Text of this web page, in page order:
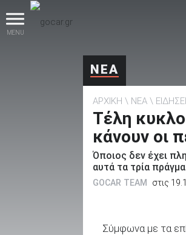
MENU
ΝΕΑ
ΑΡΧΙΚΗ ΝΕΑ
Τέλη
κάνουν οι
Όποιος δεν έχει
αυτά τα τρία
GOCAR TEAM στις
Σύμφωνα με τα